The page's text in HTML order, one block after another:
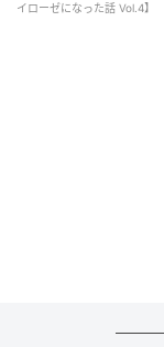
イローゼになった話 Vol.4】